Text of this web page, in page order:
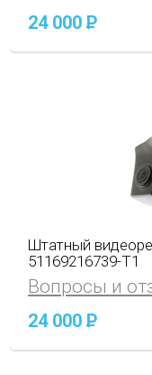
24 000P
Штатный
51169216739-T1
Вопросы и
24 000P